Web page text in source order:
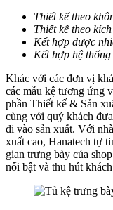
Thiết kế theo
Thiết kế theo
Kết hợp được
Kết hợp hệ
Khác với các đơn vị
các mẫu kệ tương ứng
phần Thiết kế & Sản
cùng với quý khách
đi vào sản xuất. Với
xuất cao, Hanatech tự
gian trưng bày của
nổi bật và thu hút